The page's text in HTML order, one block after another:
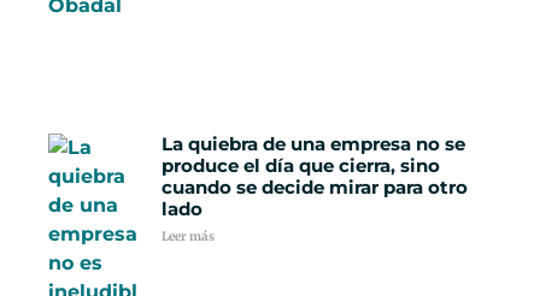
La quiebra de una empresa no se
produce el día que cierra, sino
cuando se decide mirar para otro
lado
Leer más